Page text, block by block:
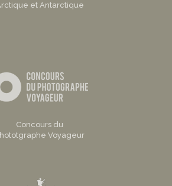
et Antarctique
Concours du
Voyageur